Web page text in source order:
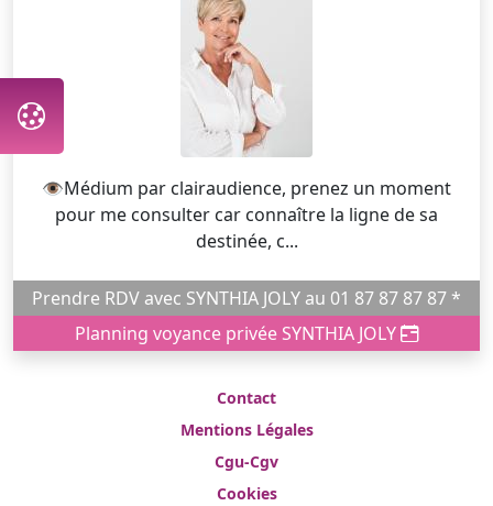
👁️Médium par clairaudience, prenez un moment
pour me consulter car connaître la ligne de sa
destinée, c...
Prendre RDV avec SYNTHIA JOLY au 01 87 87 87 87 *
Planning voyance privée SYNTHIA JOLY
Contact
Mentions Légales
Cgu-Cgv
Cookies